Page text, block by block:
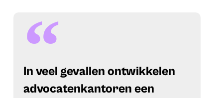
In veel gevallen ontwikkelen
advocatenkantoren een